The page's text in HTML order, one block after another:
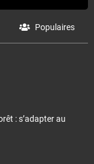
Populaires
: s’adapter au